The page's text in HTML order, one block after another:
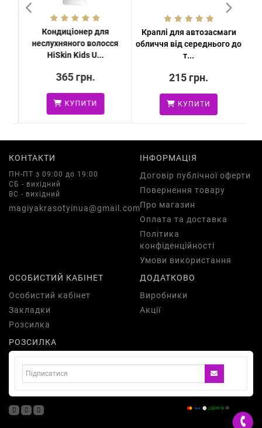
Кондиціонер для
неслухняного волосся
HiSkin Kids U...
365 грн.
КУПИТИ
Краплі для автозасмаги
обличчя від середнього до
т...
215 грн.
КУПИТИ
КОНТАКТИ
ПН-ПТ з 09:00 до 19:00
СБ - вихідний
ВС - вихідний
magiyakrasotyinua@gmail.com
ІНФОРМАЦІЯ
Договір публічної оферти
Повернення товару
Про магазин
Оплата та доставка
Політика
конфіденційності
Умови використання
ОСОБИСТИЙ КАБІНЕТ
Особистий кабінет
Закладки
Розсилка
ДОДАТКОВО
Виробники
Акції
РОЗСИЛКА